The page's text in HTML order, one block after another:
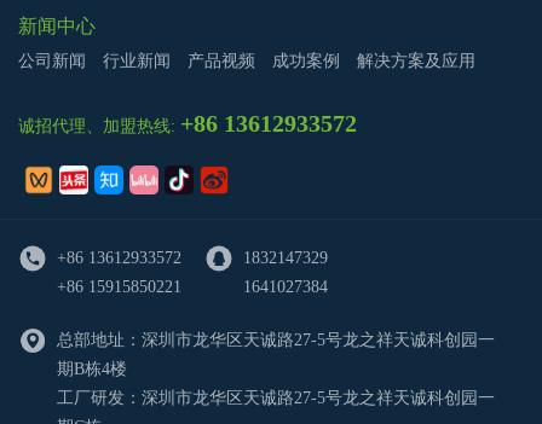
新闻中心
公司新闻 行业新闻 产品视频 成功案例 解决方案及应用
诚招代理、加盟热线: +86 13612933572
+86 13612933572
+86 15915850221
1832147329
1641027384
总部地址：深圳市龙华区天诚路27-5号龙之祥天诚科创园一
期B栋4楼
工厂研发：深圳市龙华区天诚路27-5号龙之祥天诚科创园一